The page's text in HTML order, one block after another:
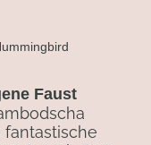
Faust
fantastische